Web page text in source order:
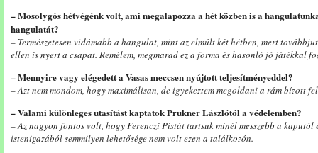
– Mosolygós hétvégénk volt, ami megalapozza a hét közben is a
hangulatát?
– Természetesen vidámabb a hangulat, mint az elmúlt két hétben, mert
ellen is nyert a csapat. Remélem, megmarad ez a forma és hasonló jó játékkal
– Mennyire vagy elégedett a Vasas meccsen nyújtott teljesítményeddel?
– Azt nem mondom, hogy maximálisan, de igyekeztem megoldani a rám bízott
– Valami különleges utasítást kaptatok Prukner Lászlótól a védelemben?
– Az nagyon fontos volt, hogy Ferenczi Pistát tartsuk minél messzebb a kaputól
istenigazából semmilyen lehetősége nem volt ezen a találkozón.